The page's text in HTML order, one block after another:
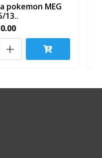
pokemon MEG
13..
+